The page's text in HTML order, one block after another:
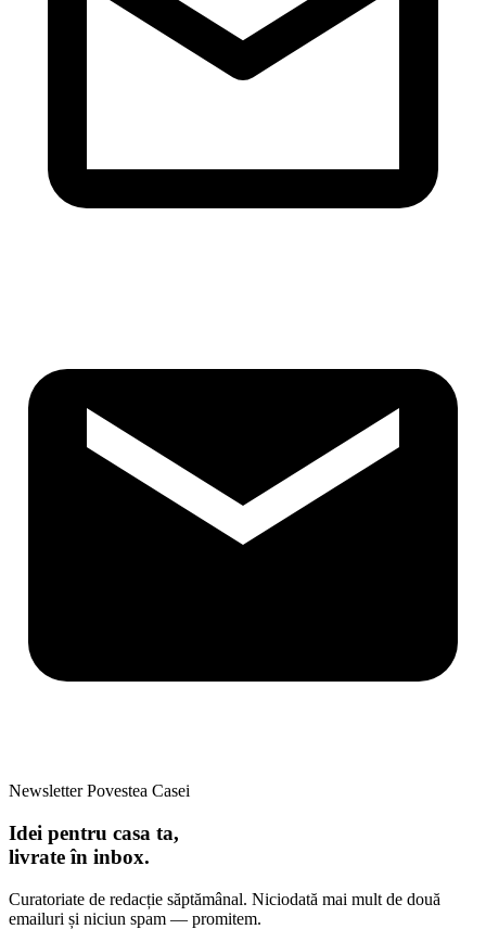
Newsletter Povestea Casei
Idei pentru casa ta,
livrate în inbox.
Curatoriate de redacție săptămânal. Niciodată mai mult de două
emailuri și niciun spam — promitem.